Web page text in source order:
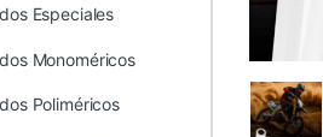
Especiales
Monoméricos
Poliméricos